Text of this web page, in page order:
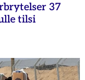
37
tilsi